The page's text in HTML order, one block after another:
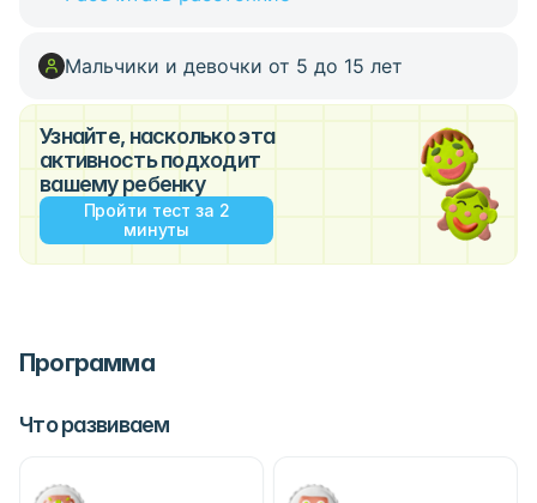
Мальчики и девочки от 5 до 15 лет
Узнайте, насколько эта
активность подходит
вашему ребенку
Пройти тест за 2
минуты
Программа
Что развиваем